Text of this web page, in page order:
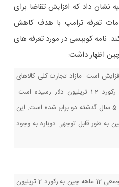
نشان داد که افزایش تقاضا برای
تعرفه ترامپ با هدف کاهش
نامه کوبیسی در مورد تعرفه های
اظهار داشت:
است. مازاد تجارت کلی کالاهای
چین طی 12 ماه گذشته به رکورد 1.2 تریلیون دلار رسیده است.
تعادل مثبت تجارت آنها طی 5 سال گذشته دو برابر شده است. این
به طور قابل توجهی دوباره به وجود
“علاوه بر این ، مازاد تولید تجمعی 12 ماهه چین به رکورد 2 تریلیون